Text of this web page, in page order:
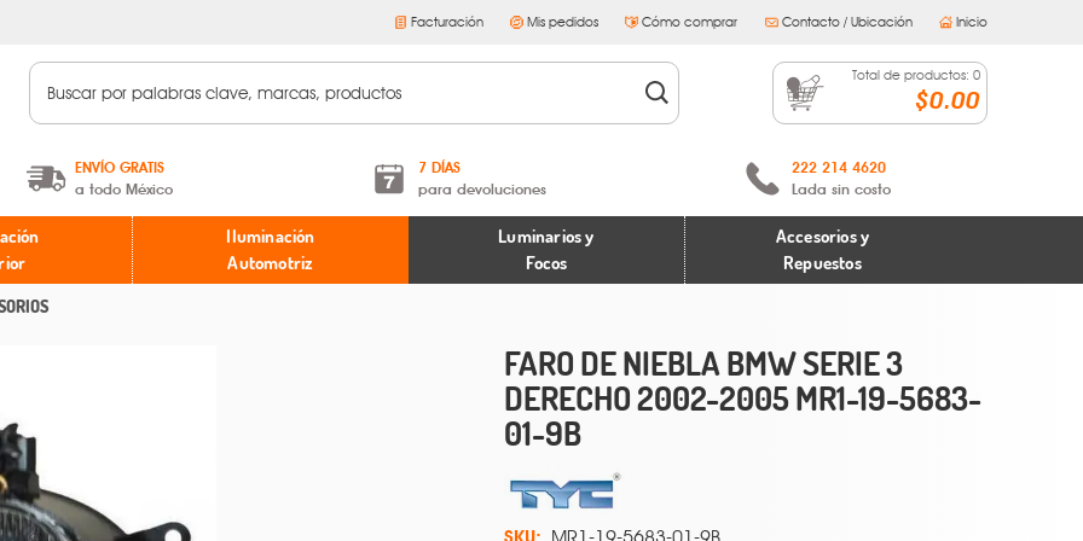
Facturación Mis pedidos Cómo comprar Contacto / Ubicación Inicio
Total de productos: 0
$0.00
ENVÍO GRATIS
a todo México
A partir de $599 MXN.
* Aplican restricciones
7 DÍAS
para devoluciones
Términos y condiciones
Políticas de devoluciones
222 214 4620
Lada sin costo
Iluminación
Automotriz
Luminarios y
Focos
Accesorios y
Repuestos
FARO DE NIEBLA BMW SERIE 3
DERECHO 2002-2005 MR1-19-5683-
01-9B